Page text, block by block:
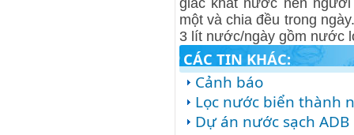
giác khát nước nên
một và chia đều trong
3 lít nước/ngày gồm nước
CÁC TIN KHÁC:
Cảnh báo
Lọc nước biển thành
Dự án nước sạch